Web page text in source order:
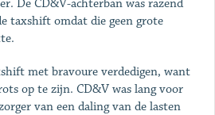
De CD&V-achterban was razend
taxshift omdat die geen grote
met bravoure verdedigen, want
op te zijn. CD&V was lang voor
van een daling van de lasten